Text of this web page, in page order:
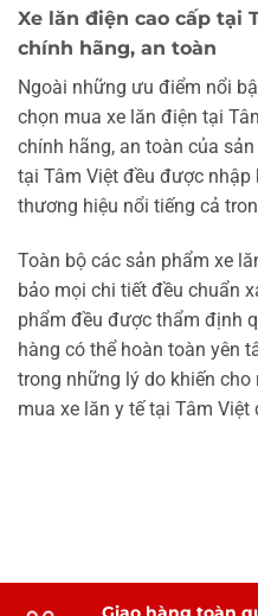
Xe lăn điện cao cấp tại
chính hãng, an toàn
Ngoài những ưu điểm nổi
chọn mua xe lăn điện tại
chính hãng, an toàn của
tại Tâm Việt đều được
thương hiệu nổi tiếng cả
Toàn bộ các sản phẩm xe
bảo mọi chi tiết đều chuẩn
phẩm đều được thẩm định
hàng có thể hoàn toàn yên
trong những lý do khiến
mua xe lăn y tế tại Tâm Việt